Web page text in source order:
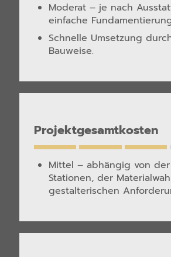
Moderat – je nach
einfache
Schnelle Umsetzung
Bauweise.
Projektgesamtkosten
Mittel – abhängig von
Stationen, der
gestalterischen